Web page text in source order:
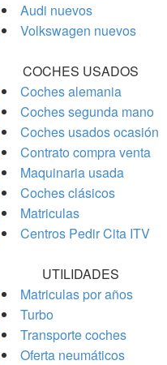
Audi nuevos
Volkswagen nuevos
COCHES USADOS
Coches alemania
Coches segunda mano
Coches usados ocasión
Contrato compra venta
Maquinaria usada
Coches clásicos
Matriculas
Centros Pedir Cita ITV
UTILIDADES
Matriculas por años
Turbo
Transporte coches
Oferta neumáticos